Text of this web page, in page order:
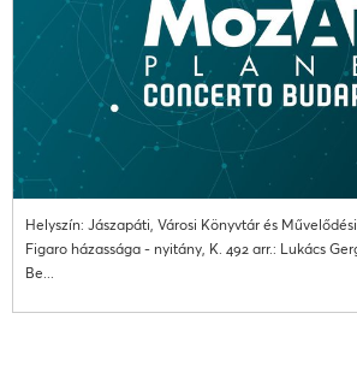
Helyszín: Jászapáti, Városi Könyvtár és
Figaro házassága - nyitány, K. 492 arr.: Lukács
Be...